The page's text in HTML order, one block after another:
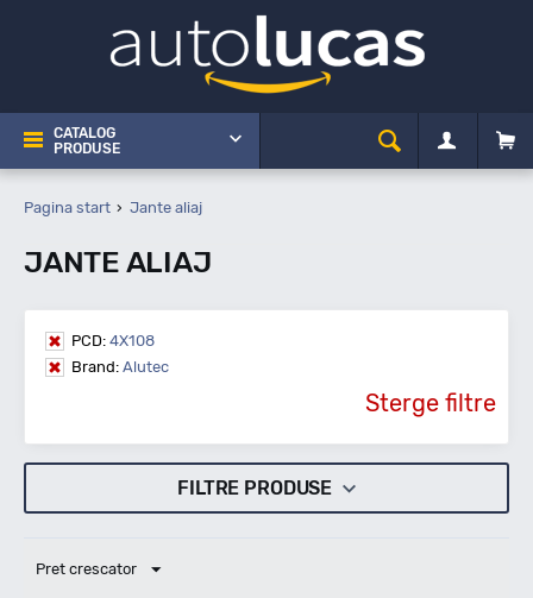
CATALOG
PRODUSE
Pagina start Jante aliaj
JANTE ALIAJ
PCD: 4X108
Brand: Alutec
Sterge filtre
FILTRE PRODUSE
Pret crescator